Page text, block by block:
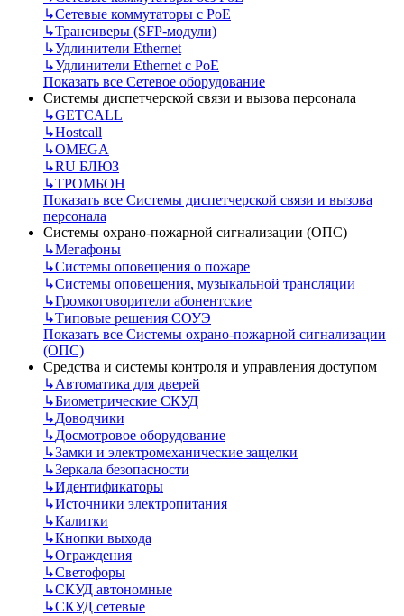
↳Сетевые коммутаторы с РоЕ
↳Трансиверы (SFP-модули)
↳Удлинители Ethernet
↳Удлинители Ethernet с PoE
Показать все Сетевое оборудование
Системы диспетчерской связи и вызова персонала
↳GETCALL
↳Hostcall
↳OMEGA
↳RU БЛЮЗ
↳ТРОМБОН
Показать все Системы диспетчерской связи и вызова
персонала
Системы охрано-пожарной сигнализации (ОПС)
↳Мегафоны
↳Системы оповещения о пожаре
↳Системы оповещения, музыкальной трансляции
↳Громкоговорители абонентские
↳Типовые решения СОУЭ
Показать все Системы охрано-пожарной сигнализации
(ОПС)
Средства и системы контроля и управления доступом
↳Автоматика для дверей
↳Биометрические СКУД
↳Доводчики
↳Досмотровое оборудование
↳Замки и электромеханические защелки
↳Зеркала безопасности
↳Идентификаторы
↳Источники электропитания
↳Калитки
↳Кнопки выхода
↳Ограждения
↳Светофоры
↳СКУД автономные
↳СКУД сетевые